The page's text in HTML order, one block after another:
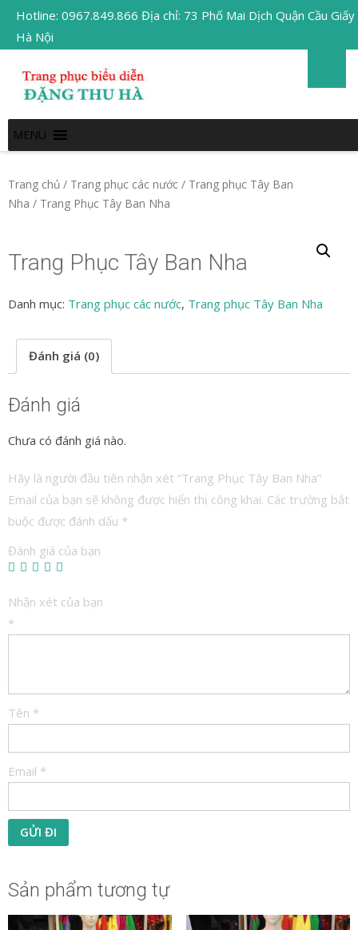
Hotline: 0967.849.866 Địa chỉ: 73 Phố Mai Dịch Quận Cầu Giấy
Hà Nội
MENU
Trang chủ / Trang phục các nước / Trang phục Tây Ban
Nha / Trang Phục Tây Ban Nha
Trang Phục Tây Ban Nha
Danh mục: Trang phục các nước, Trang phục Tây Ban Nha
Đánh giá (0)
Đánh giá
Chưa có đánh giá nào.
Hãy là người đầu tiên nhận xét “Trang Phục Tây Ban Nha”
Email của bạn sẽ không được hiển thị công khai. Các trường bắt
buộc được đánh dấu *
Đánh giá của bạn
Nhận xét của bạn
*
Tên *
Email *
Sản phẩm tương tự